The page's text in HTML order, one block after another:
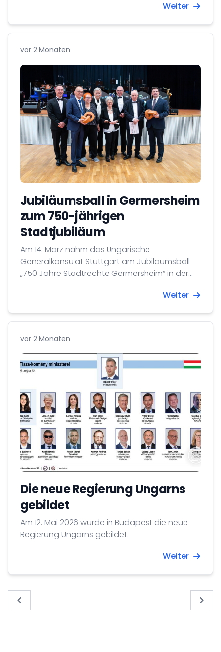
Weiter
vor 2 Monaten
Jubiläumsball in Germersheim
zum 750-jährigen
Stadtjubiläum
Am 14. März nahm das Ungarische
Generalkonsulat Stuttgart am Jubiläumsball
„750 Jahre Stadtrechte Germersheim“ in der
Weiter
vor 2 Monaten
Die neue Regierung Ungarns
gebildet
Am 12. Mai 2026 wurde in Budapest die neue
Regierung Ungarns gebildet.
Weiter
« Previous Next